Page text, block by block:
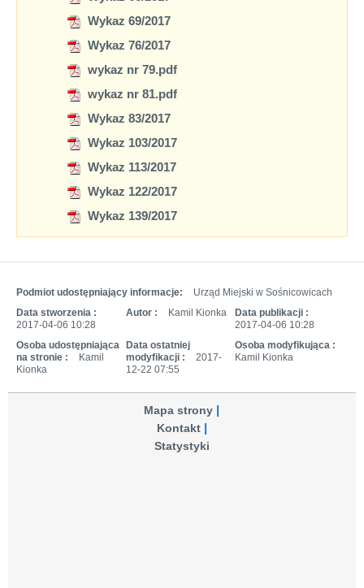
Wykaz 69/2017
Wykaz 76/2017
wykaz nr 79.pdf
wykaz nr 81.pdf
Wykaz 83/2017
Wykaz 103/2017
Wykaz 113/2017
Wykaz 122/2017
Wykaz 139/2017
Podmiot udostępniający informacje:
Urząd Miejski w Sośnicowicach
Data stworzenia :
2017-04-06 10:28
Autor : Kamil Kionka
Data publikacji :
2017-04-06 10:28
Osoba udostępniająca
na stronie :
Kamil
Kionka
Data ostatniej
modyfikacji :
2017-
12-22 07:55
Osoba modyfikująca :
Kamil Kionka
Mapa strony
Kontakt
Statystyki